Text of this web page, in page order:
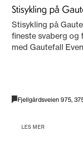
Stisykling på
Stisykling på
fineste svaberg og
med Gautefall
Fjellgårdsveien 975,
LES MER